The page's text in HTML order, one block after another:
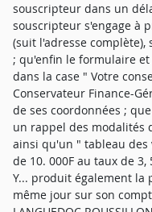
souscripteur dans un
souscripteur s'engage à
(suit l'adresse
; qu'enfin le formulaire
dans la case " Votre
Conservateur Finance-
de ses coordonnées ;
un rappel des modalités
ainsi qu'un " tableau des
de 10. 000F au taux de
Y... produit également la
même jour sur son